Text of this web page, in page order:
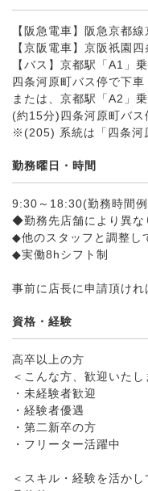
【阪急電車】阪急京都
【京阪電車】京阪祇園
【バス】京都駅「A1」
四条河原町バス停で下車
または、京都駅「A2」
(約15分)四条河原町バス
※(205) 系統は「四条河
勤務曜日・時間
9:30～18:30(勤務時間
◆勤務先店舗により異な
◆他のスタッフと調整し
◆実働8hシフト制
事前に店長に申請頂けれ
資格・経験
高卒以上の方
＜こんな方、歓迎いたし
・未経験者歓迎
・経験者優遇
・第二新卒の方
・フリーター活躍中
＜スキル・経験を活かし